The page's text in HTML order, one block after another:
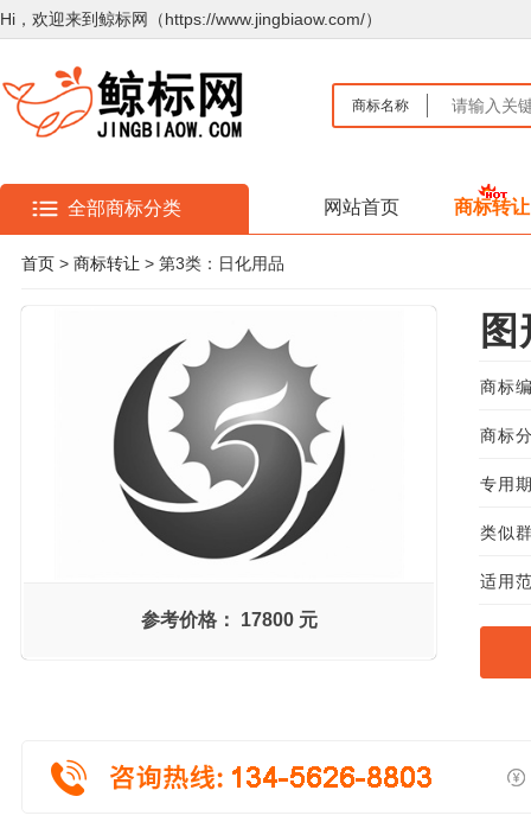
Hi，欢迎来到鲸标网（https://www.jingbiaow.com/）
商标名称
全部商标分类 网站首页 商标转让
首页 > 商标转让 > 第3类：日化用品
参考价格： 17800 元
图
商标
商标
专用
类似
适用